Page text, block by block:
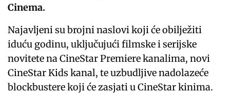
Cinema.
Najavljeni su brojni naslovi koji će obilježiti
iduću godinu, uključujući filmske i serijske
novitete na CineStar Premiere kanalima, novi
CineStar Kids kanal, te uzbudljive nadolazeće
blockbustere koji će zasjati u CineStar kinima.